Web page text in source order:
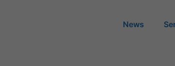
News